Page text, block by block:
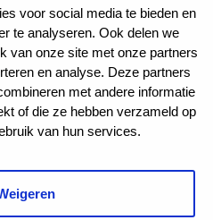
voor social media te bieden en
te analyseren. Ook delen we
van onze site met onze partners
en analyse. Deze partners
met andere informatie
of die ze hebben verzameld op
van hun services.
Stel ze aan de
of (088)